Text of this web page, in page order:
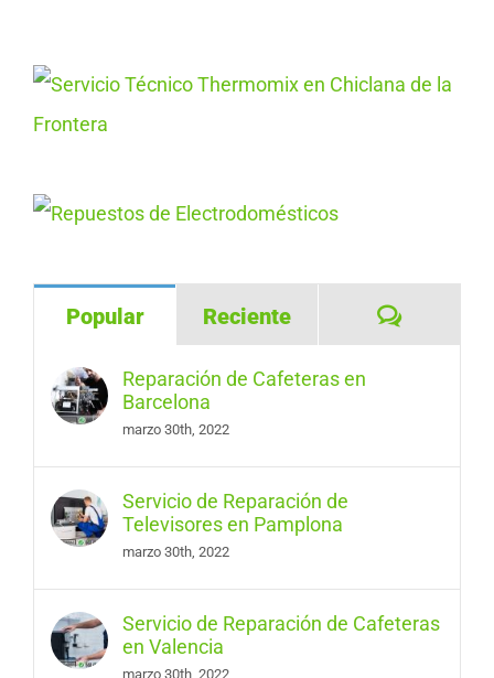
Popular Reciente
Reparación de Cafeteras en
Barcelona
marzo 30th, 2022
Servicio de Reparación de
Televisores en Pamplona
marzo 30th, 2022
Servicio de Reparación de Cafeteras
en Valencia
marzo 30th, 2022